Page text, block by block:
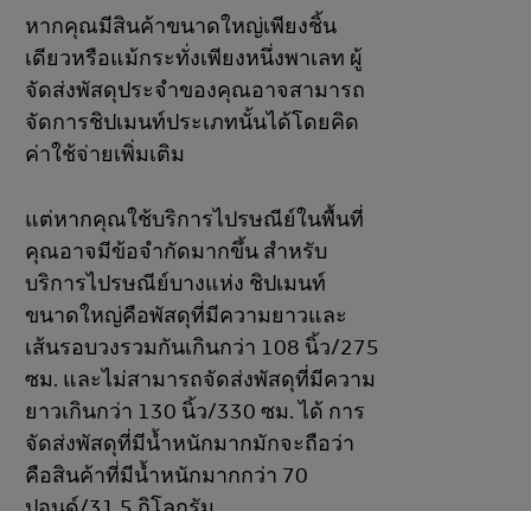
หากคุณมีสินค้าขนาดใหญ่เพียงชิ้น
เดียวหรือแม้กระทั่งเพียงหนึ่งพาเลท ผู้
จัดส่งพัสดุประจำของคุณอาจสามารถ
จัดการชิปเมนท์ประเภทนั้นได้โดยคิด
ค่าใช้จ่ายเพิ่มเติม
แต่หากคุณใช้บริการไปรษณีย์ในพื้นที่
คุณอาจมีข้อจำกัดมากขึ้น สำหรับ
บริการไปรษณีย์บางแห่ง ชิปเมนท์
ขนาดใหญ่คือพัสดุที่มีความยาวและ
เส้นรอบวงรวมกันเกินกว่า 108 นิ้ว/275
ซม. และไม่สามารถจัดส่งพัสดุที่มีความ
ยาวเกินกว่า 130 นิ้ว/330 ซม. ได้ การ
จัดส่งพัสดุที่มีน้ำหนักมากมักจะถือว่า
คือสินค้าที่มีน้ำหนักมากกว่า 70